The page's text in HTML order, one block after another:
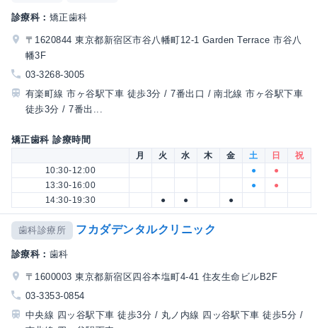
診療科： 矯正歯科
〒1620844 東京都新宿区市谷八幡町12-1 Garden Terrace 市谷八
幡3F
03-3268-3005
有楽町線 市ヶ谷駅下車 徒歩3分 / 7番出口 / 南北線 市ヶ谷駅下車
徒歩3分 / 7番出...
矯正歯科 診療時間
月 火 水 木 金 土 日
祝
10:30-12:00
●
●
13:30-16:00
●
●
14:30-19:30
● ● ●
歯科診療所 フカダデンタルクリニック
診療科： 歯科
〒1600003 東京都新宿区四谷本塩町4-41 住友生命ビルB2F
03-3353-0854
中央線 四ッ谷駅下車 徒歩3分 / 丸ノ内線 四ッ谷駅下車 徒歩5分 /